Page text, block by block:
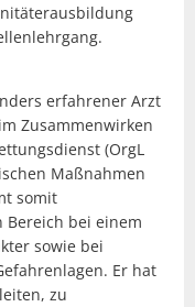
erfahrener Arzt
Zusammenwirken
(OrgL
Maßnahmen
somit
Bereich bei einem
sowie bei
Er hat
zu